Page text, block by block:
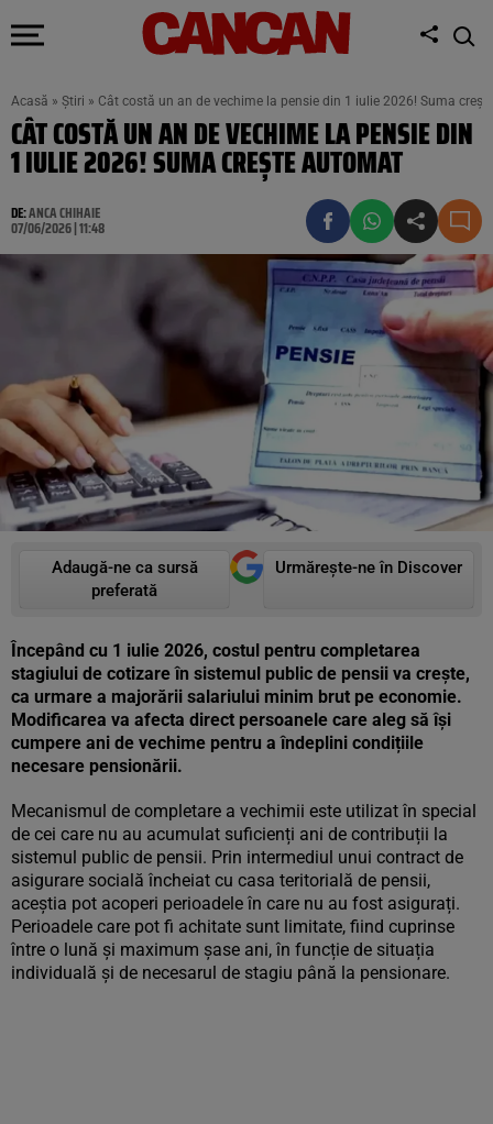
Acasă » Știri » Cât costă un an de vechime la pensie din 1 iulie 2026! Suma
CÂT COSTĂ UN AN DE VECHIME LA PENSIE DIN
1 IULIE 2026! SUMA CREȘTE AUTOMAT
DE:ANCA CHIHAIE
07/06/2026 | 11:48
Adaugă-ne ca sursă
preferată
Urmărește-ne în Discover
Începând cu 1 iulie 2026, costul pentru completarea
stagiului de cotizare în sistemul public de pensii va crește,
ca urmare a majorării salariului minim brut pe economie.
Modificarea va afecta direct persoanele care aleg să își
cumpere ani de vechime pentru a îndeplini condițiile
necesare pensionării.
Mecanismul de completare a vechimii este utilizat în special
de cei care nu au acumulat suficienți ani de contribuții la
sistemul public de pensii. Prin intermediul unui contract de
asigurare socială încheiat cu casa teritorială de pensii,
aceștia pot acoperi perioadele în care nu au fost asigurați.
Perioadele care pot fi achitate sunt limitate, fiind cuprinse
între o lună și maximum șase ani, în funcție de situația
individuală și de necesarul de stagiu până la pensionare.